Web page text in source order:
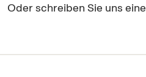
Oder schreiben Sie uns eine